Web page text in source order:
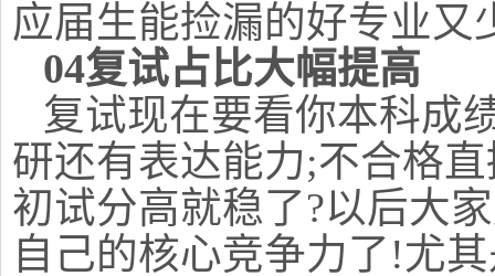
应届生能捡漏的好专业又
04复试占比大幅提高
复试现在要看你本科成
研还有表达能力;不合格
初试分高就稳了?以后大
自己的核心竞争力了!尤